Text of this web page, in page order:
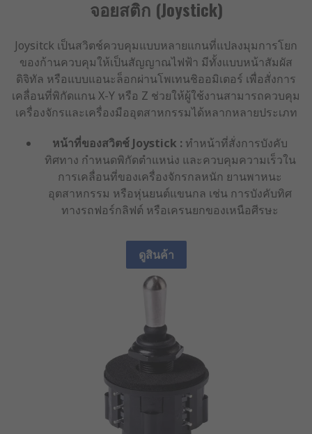
จอยสติก (Joystick)
Joysitck เป็นสวิตช์ควบคุมแบบหลายแกนที่แปลงมุมการโยก
ของก้านควบคุมให้เป็นสัญญาณไฟฟ้า มีทั้งแบบหน้าสัมผัส
ดิจิทัล หรือแบบแอนะล็อกผ่านโพเทนชิออมิเตอร์ เพื่อสั่งการ
เคลื่อนที่พิกัดแกน X-Y หรือ Z ช่วยให้ผู้ใช้งานสามารถควบคุม
เครื่องจักรและเครื่องมืออุตสาหกรรมได้หลากหลายประเภท
หน้าที่ของสวิตช์ Joystick : ทำหน้าที่สั่งการบังคับ
ทิศทาง กำหนดพิกัดตำแหน่ง และควบคุมความเร็วใน
การเคลื่อนที่ของเครื่องจักรกลหนัก ยานพาหนะ
อุตสาหกรรม หรือหุ่นยนต์แขนกล เช่น การบังคับทิศ
ทางรถฟอร์กลิฟต์ หรือเครนยกของเหนือศีรษะ
ดูสินค้า